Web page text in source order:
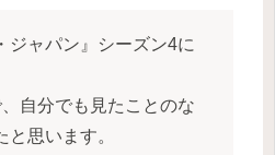
ジャパン』シーズン4に
自分でも見たことのな
思います。